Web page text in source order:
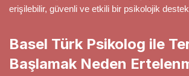
erişilebilir, güvenli ve etkili bir psikolojik
Basel Türk Psikolog ile
Başlamak Neden